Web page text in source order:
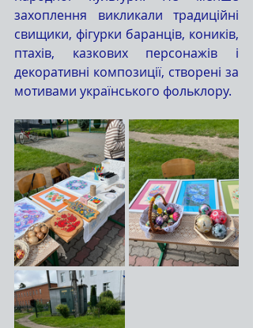
захоплення викликали традиційні
свищики, фігурки баранців, коників,
птахів, казкових персонажів і
декоративні композиції, створені за
мотивами українського фольклору.